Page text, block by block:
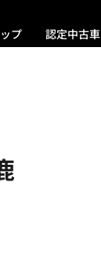
プ 認定中古車